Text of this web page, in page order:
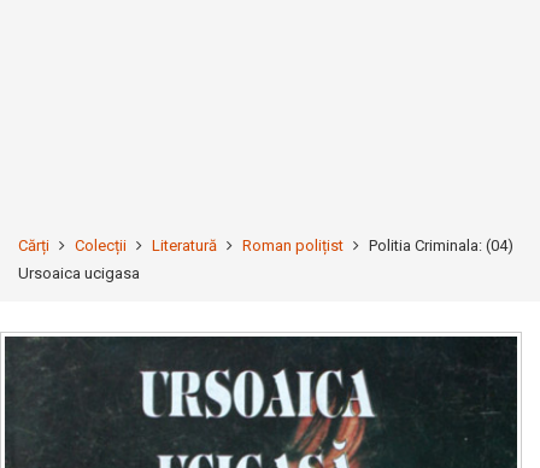
Cărți Colecții Literatură Roman polițist
Politia Criminala: (04)
Ursoaica ucigasa